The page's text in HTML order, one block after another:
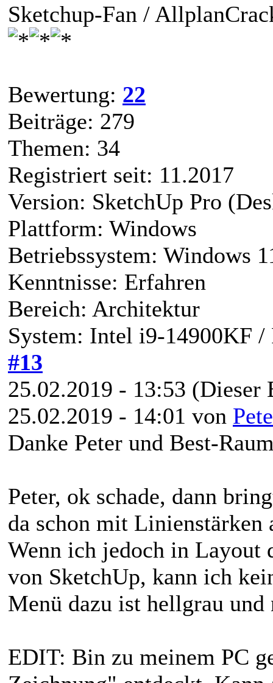
Sketchup-Fan /
Bewertung: 22
Beiträge: 279
Themen: 34
Registriert seit: 11.2017
Version: SketchUp Pro
Plattform: Windows
Betriebssystem: Windows
Kenntnisse: Erfahren
Bereich: Architektur
System: Intel i9-14900KF
#13
25.02.2019 - 13:53 (Dieser
25.02.2019 - 14:01 von
Danke Peter und Best-
Peter, ok schade, dann
da schon mit Linienstärken
Wenn ich jedoch in
von SketchUp, kann ich
Menü dazu ist hellgrau und
EDIT: Bin zu meinem PC